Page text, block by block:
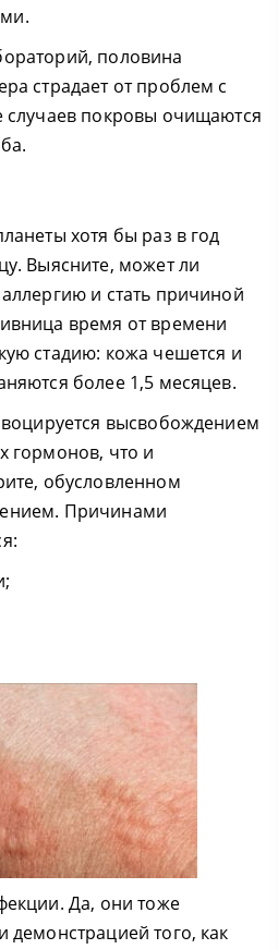
половина
страдает от проблем с
случаев покровы очищаются
хотя бы раз в год
Выясните, может ли
и стать причиной
время от времени
стадию: кожа чешется и
более 1,5 месяцев.
высвобождением
гормонов, что и
обусловленном
Причинами
Да, они тоже
демонстрацией того, как